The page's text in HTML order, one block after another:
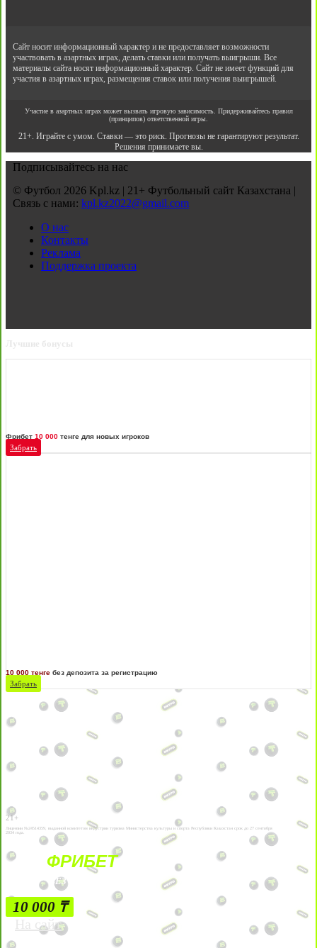
Сайт носит информационный характер и не предоставляет возможности
участвовать в азартных играх, делать ставки или получать выигрыши. Все
материалы сайта носят информационный характер. Сайт не имеет функций для
участия в азартных играх, размещения ставок или получения выигрышей.
Участие в азартных играх может вызвать игровую зависимость. Придерживайтесь правил
(принципов) ответственной игры.
21+. Играйте с умом. Ставки — это риск. Прогнозы не гарантируют результат.
Решения принимаете вы.
Подписывайтесь на нас
© Футбол 2026 Kpl.kz | 21+ Футбольный сайт Казахстана |
Связь с нами: kpl.kz2022@gmail.com
О нас
Контакты
Реклама
Поддержка проекта
Лучшие бонусы
Фрибет 10 000 тенге для новых игроков
Забрать
10 000 тенге без депозита за регистрацию
Забрать
21+
Лицензии №24514359, выданной комитетом индустрии туризма Министерства культуры и спорта Республики Казахстан срок до 27 сентября
2034 года.
ФРИБЕТ
БЕЗ УСЛОВИЙ
10 000 ₸
На сайт